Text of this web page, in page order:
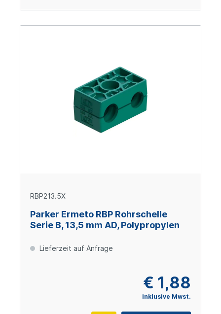
RBP213.5X
Parker Ermeto RBP Rohrschelle
Serie B, 13,5 mm AD, Polypropylen
Lieferzeit auf Anfrage
€ 1,88
inklusive Mwst.